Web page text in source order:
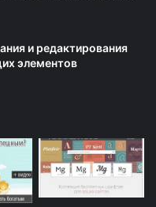
и редактирования
элементов